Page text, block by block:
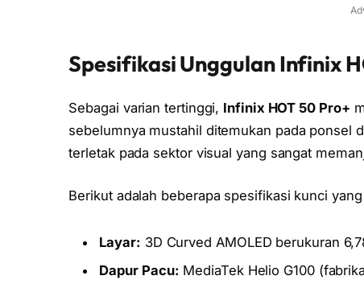
Spesifikasi Unggulan Infinix
Sebagai varian tertinggi, Infinix HOT 50 Pro+
sebelumnya mustahil ditemukan pada ponsel
terletak pada sektor visual yang sangat
Berikut adalah beberapa spesifikasi kunci
Layar: 3D Curved AMOLED berukuran
Dapur Pacu: MediaTek Helio G100